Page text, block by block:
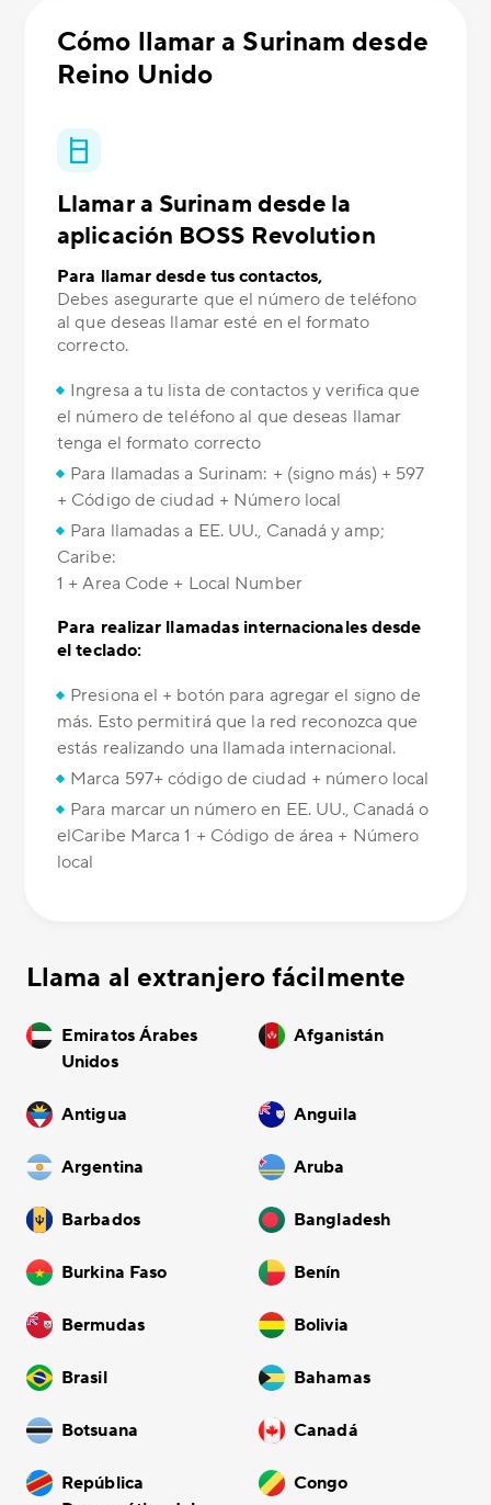
Cómo llamar a Surinam desde
Reino Unido
Llamar a Surinam desde la
aplicación BOSS Revolution
Para llamar desde tus contactos,
Debes asegurarte que el número de teléfono
al que deseas llamar esté en el formato
correcto.
Ingresa a tu lista de contactos y verifica que
el número de teléfono al que deseas llamar
tenga el formato correcto
Para llamadas a Surinam: + (signo más) + 597
+ Código de ciudad + Número local
Para llamadas a EE. UU., Canadá y amp;
Caribe:
1 + Area Code + Local Number
Para realizar llamadas internacionales desde
el teclado:
Presiona el + botón para agregar el signo de
más. Esto permitirá que la red reconozca que
estás realizando una llamada internacional.
Marca 597+ código de ciudad + número local
Para marcar un número en EE. UU., Canadá o
elCaribe Marca 1 + Código de área + Número
local
Llama al extranjero fácilmente
Emiratos Árabes
Unidos
Afganistán
Antigua Anguila
Argentina Aruba
Barbados Bangladesh
Burkina Faso Benín
Bermudas Bolivia
Brasil Bahamas
Botsuana Canadá
República
Congo